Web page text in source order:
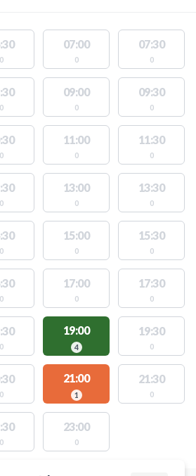
0
07:00
0
07:30
0
0
09:00
0
09:30
0
0
11:00
0
11:30
0
0
13:00
0
13:30
0
0
15:00
0
15:30
0
0
17:00
0
17:30
0
0
19:00
4
19:30
0
0
21:00
1
21:30
0
0
23:00
0